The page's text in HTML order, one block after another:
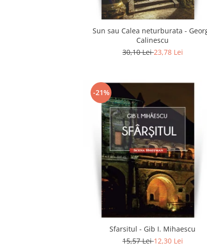
Sun sau Calea neturburata -
Calinescu
30,10 Lei23,78 Lei
-21%
Sfarsitul - Gib I. Mihaescu
15,57 Lei12,30 Lei